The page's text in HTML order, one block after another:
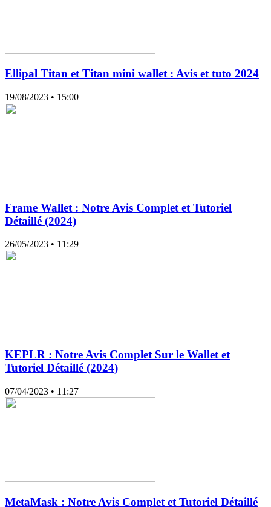
Ellipal Titan et Titan mini wallet : Avis et tuto 2024
19/08/2023 • 15:00
Frame Wallet : Notre Avis Complet et Tutoriel
Détaillé (2024)
26/05/2023 • 11:29
KEPLR : Notre Avis Complet Sur le Wallet et
Tutoriel Détaillé (2024)
07/04/2023 • 11:27
MetaMask : Notre Avis Complet et Tutoriel Détaillé